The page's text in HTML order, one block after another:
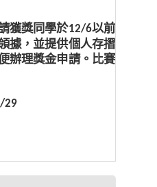
獲獎同學於12/6以前
據，並提供個人存摺
辦理獎金申請。比賽
29